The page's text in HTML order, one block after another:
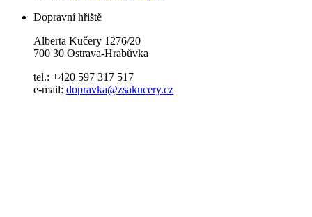
Dopravní hřiště
Alberta Kučery 1276/20
700 30 Ostrava-Hrabůvka
tel.: +420 597 317 517
e-mail: dopravka@zsakucery.cz